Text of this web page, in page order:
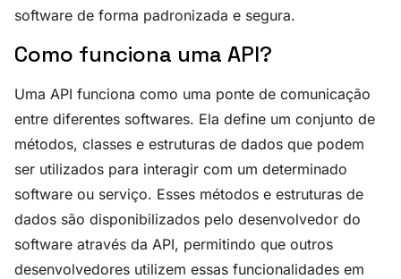
software de forma padronizada e segura.
Como funciona uma API?
Uma API funciona como uma ponte de comunicação
entre diferentes softwares. Ela define um conjunto de
métodos, classes e estruturas de dados que podem
ser utilizados para interagir com um determinado
software ou serviço. Esses métodos e estruturas de
dados são disponibilizados pelo desenvolvedor do
software através da API, permitindo que outros
desenvolvedores utilizem essas funcionalidades em